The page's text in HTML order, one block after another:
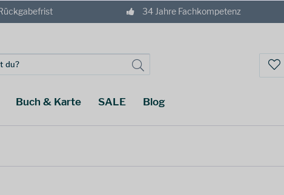
34 Jahre Fachkompetenz
Buch & Karte SALE Blog